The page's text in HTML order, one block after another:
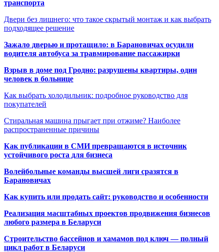
транспорта
Двери без лишнего: что такое скрытый монтаж и как выбрать
подходящее решение
Зажало дверью и протащило: в Барановичах осудили
водителя автобуса за травмирование пассажирки
Взрыв в доме под Гродно: разрушены квартиры, один
человек в больнице
Как выбрать холодильник: подробное руководство для
покупателей
Стиральная машина прыгает при отжиме? Наиболее
распространенные причины
Как публикации в СМИ превращаются в источник
устойчивого роста для бизнеса
Волейбольные команды высшей лиги сразятся в
Барановичах
Как купить или продать сайт: руководство и особенности
Реализация масштабных проектов продвижения бизнесов
любого размера в Беларуси
Строительство бассейнов и хамамов под ключ — полный
цикл работ в Беларуси